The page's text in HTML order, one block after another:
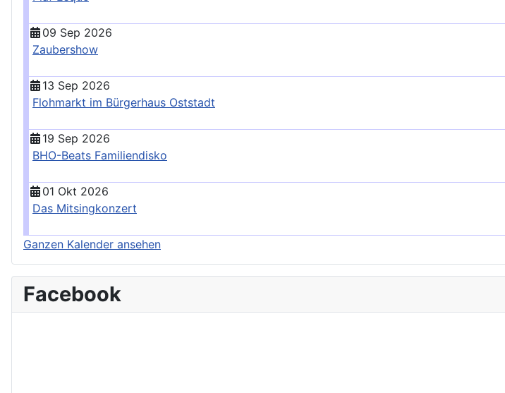
09 Sep 2026
Zaubershow
13 Sep 2026
Flohmarkt im Bürgerhaus Oststadt
19 Sep 2026
BHO-Beats Familiendisko
01 Okt 2026
Das Mitsingkonzert
Ganzen Kalender ansehen
Facebook